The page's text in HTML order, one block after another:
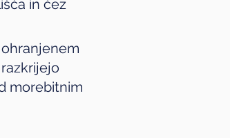
in čez
morebitnim